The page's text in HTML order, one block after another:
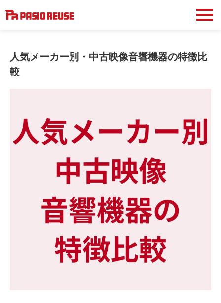
人気メーカー別・中古映像音響機器の特徴比
較